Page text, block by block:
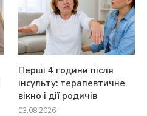
Перші 4 години після
інсульту: терапевтичне
вікно і дії родичів
03.08.2026